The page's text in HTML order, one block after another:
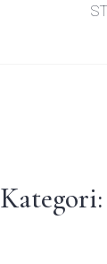
Kategori: